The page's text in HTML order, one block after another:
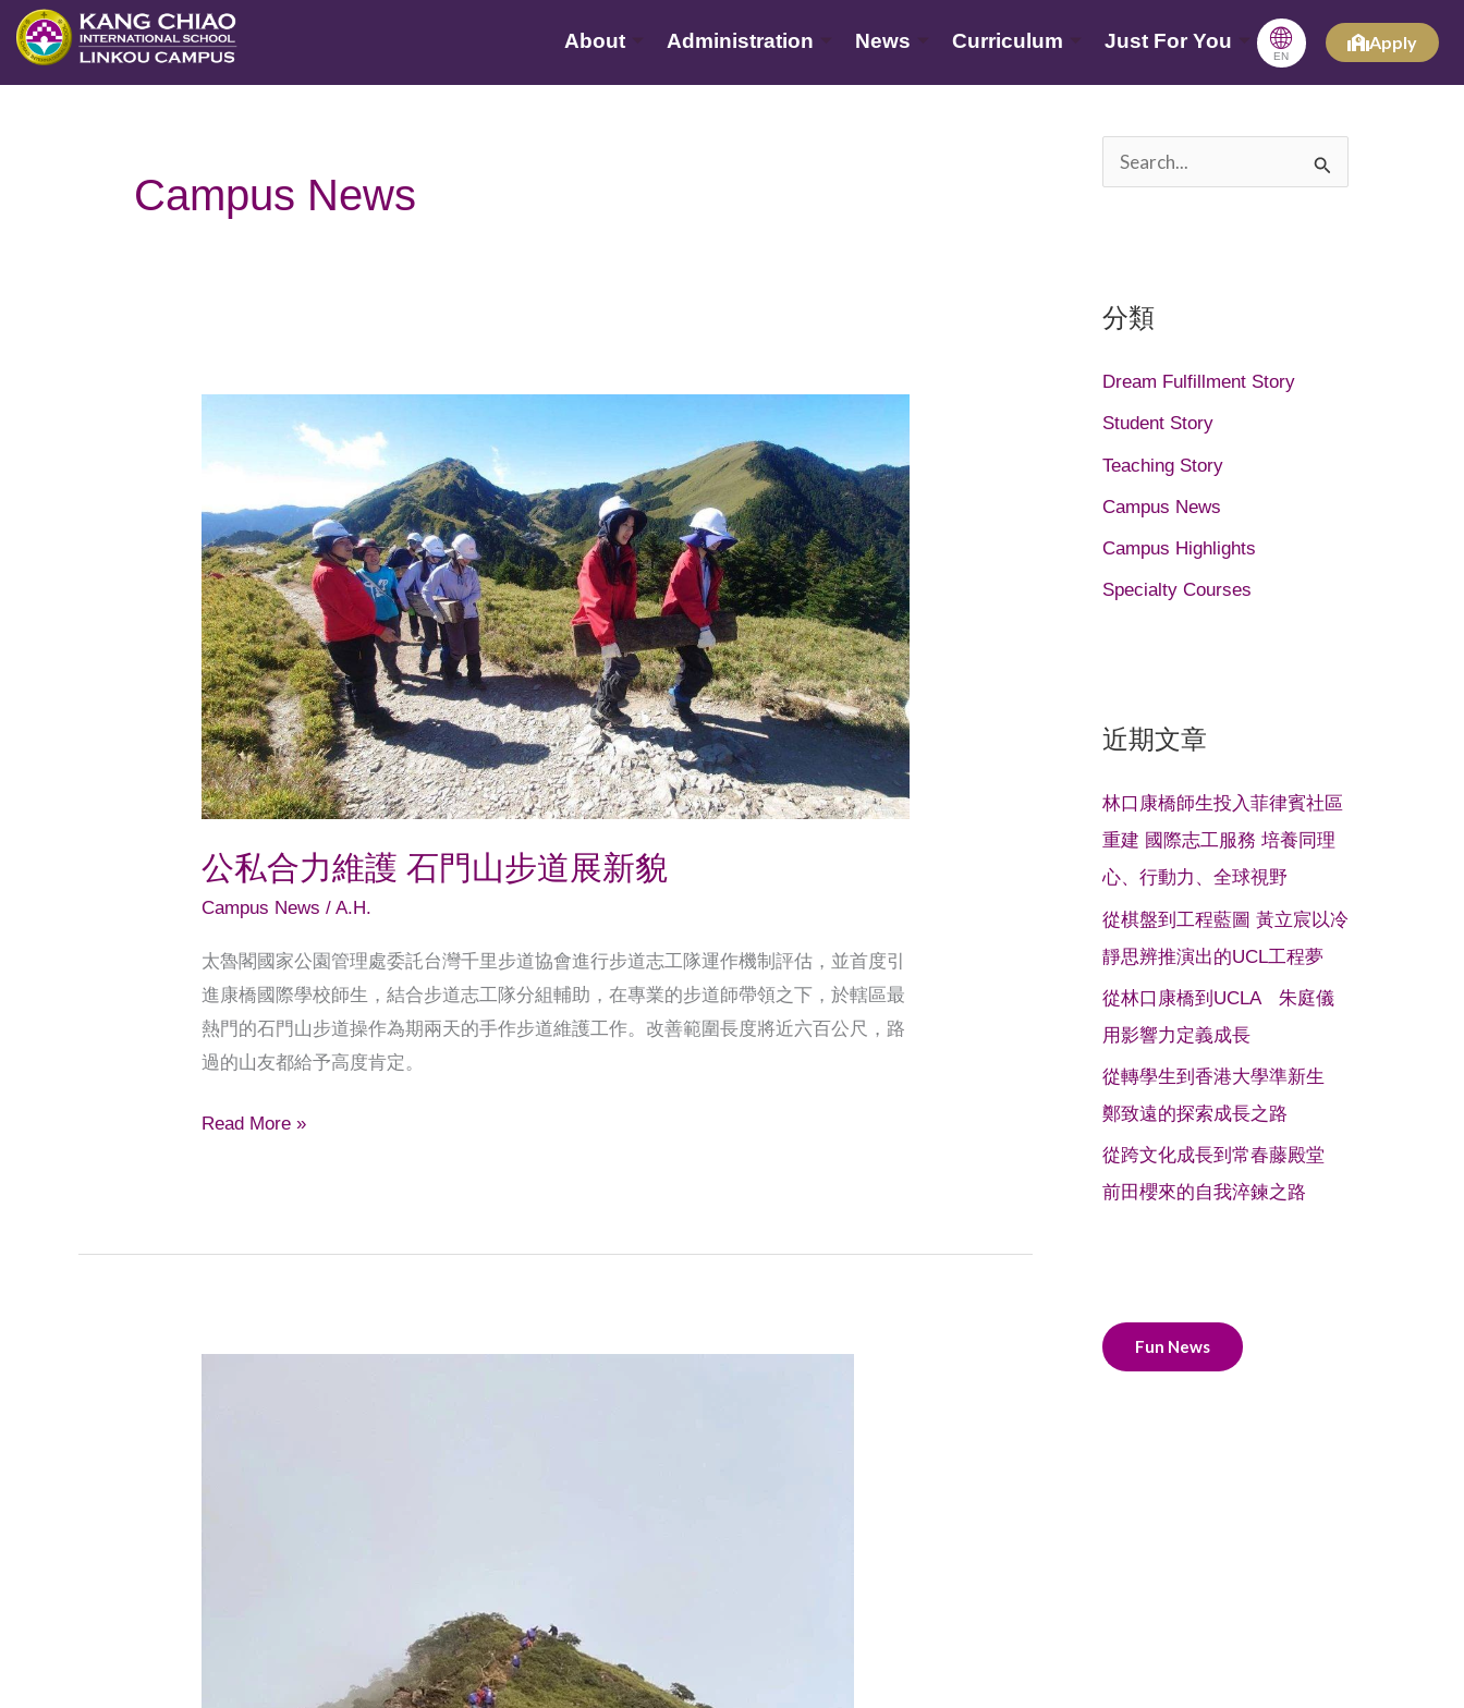
至
主
About Administration News Curriculum Just For You 🌐
EN
Apply
Campus News
公私合力維護 石門山步道展新貌
Campus News /A.H.
太魯閣國家公園管理處委託台灣千里步道協會進行步道志工隊運作機制評估，並首度引
進康橋國際學校師生，結合步道志工隊分組輔助，在專業的步道師帶領之下，於轄區最
熱門的石門山步道操作為期兩天的手作步道維護工作。改善範圍長度將近六百公尺，路
過的山友都給予高度肯定。
力
維
護
石
門
山
步
道
展
新
貌
Read More »
字
分類
Dream Fulfillment Story
Student Story
Teaching Story
Campus News
Campus Highlights
Specialty Courses
近期文章
林口康橋師生投入菲律賓社區
重建 國際志工服務 培養同理
心、行動力、全球視野
從棋盤到工程藍圖 黃立宸以冷
靜思辨推演出的UCL工程夢
從林口康橋到UCLA 朱庭儀
用影響力定義成長
從轉學生到香港大學準新生
鄭致遠的探索成長之路
從跨文化成長到常春藤殿堂
前田櫻來的自我淬鍊之路
Fun News